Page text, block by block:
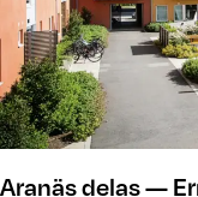
Aranäs delas —